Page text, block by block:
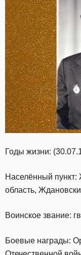
Годы жизни:
Населённый
область,
Воинское звание:
Боевые награды: